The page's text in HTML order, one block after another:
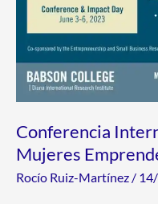
Conferencia
Mujeres
Rocío Ruiz-Martínez /